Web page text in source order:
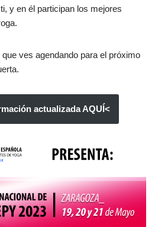
y en él participan los mejores
ves agendando para el próximo
actualizada AQUÍ<